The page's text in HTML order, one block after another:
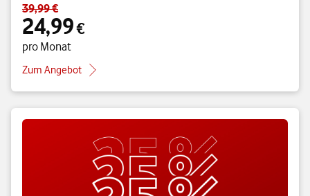
Standardpreis 39,99 € – Angebotspreis 24,99 € pro Monat
39,99 €
24,99€
pro Monat
Zum Angebot